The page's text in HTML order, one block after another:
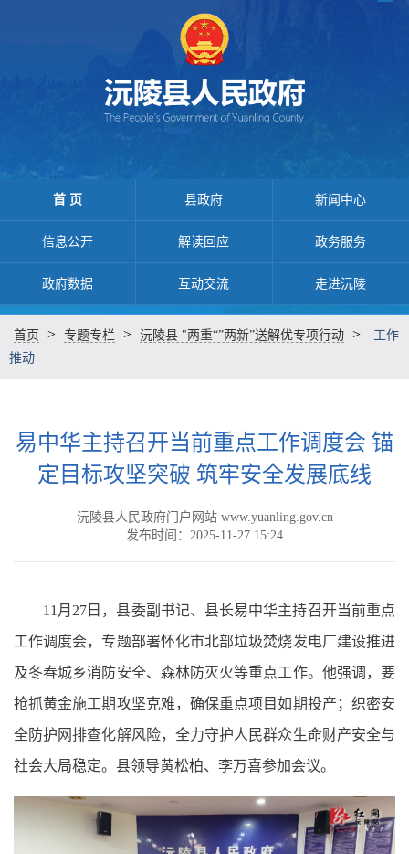
首 页 县政府 新闻中心
信息公开 解读回应 政务服务
政府数据 互动交流 走进沅陵
首页 > 专题专栏 > 沅陵县 "两重“”两新”送解优专项行动 >
工作
推动
易中华主持召开当前重点工作调度会 锚
定目标攻坚突破 筑牢安全发展底线
沅陵县人民政府门户网站 www.yuanling.gov.cn
发布时间：2025-11-27 15:24
11月27日，县委副书记、县长易中华主持召开当前重点
工作调度会，专题部署怀化市北部垃圾焚烧发电厂建设推进
及冬春城乡消防安全、森林防灭火等重点工作。他强调，要
抢抓黄金施工期攻坚克难，确保重点项目如期投产；织密安
全防护网排查化解风险，全力守护人民群众生命财产安全与
社会大局稳定。县领导黄松柏、李万喜参加会议。